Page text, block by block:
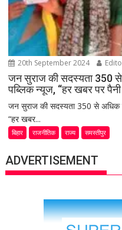
20th September 2024
जन सुराज की सदस्यता 350 से
पब्लिक न्यूज, “हर खबर पर
जन सुराज की सदस्यता 350 से अधिक
“हर खबर...
बिहार राजनीतिक राज्य समस्तीपुर
ADVERTISEMENT